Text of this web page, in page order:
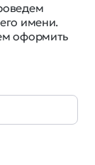
имени.
оформить